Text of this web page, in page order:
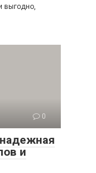
выгодно,
0
и